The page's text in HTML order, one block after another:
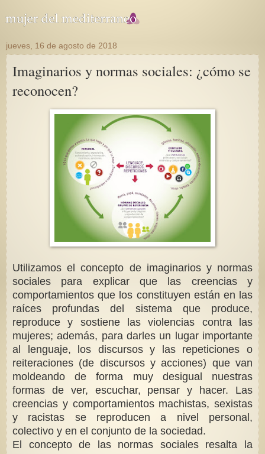
jueves, 16 de agosto de 2018
Imaginarios y normas sociales: ¿cómo se
reconocen?
Utilizamos el concepto de imaginarios y normas
sociales para explicar que las creencias y
comportamientos que los constituyen están en las
raíces profundas del sistema que produce,
reproduce y sostiene las violencias contra las
mujeres; además, para darles un lugar importante
al lenguaje, los discursos y las repeticiones o
reiteraciones (de discursos y acciones) que van
moldeando de forma muy desigual nuestras
formas de ver, escuchar, pensar y hacer. Las
creencias y comportamientos machistas, sexistas
y racistas se reproducen a nivel personal,
colectivo y en el conjunto de la sociedad.
El concepto de las normas sociales resalta la